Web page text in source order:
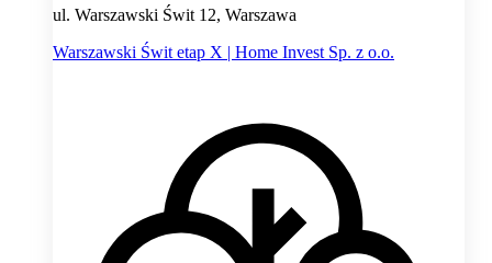
ul. Warszawski Świt 12, Warszawa
Warszawski Świt etap X | Home Invest Sp. z o.o.